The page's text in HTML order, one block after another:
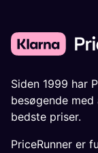
Siden 1999 har
besøgende
bedste priser.
PriceRunner er